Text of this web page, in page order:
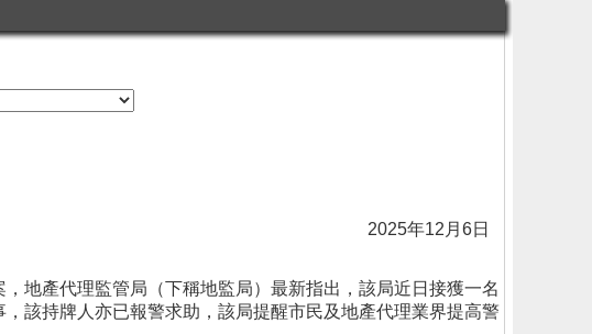
2025年12月6日
地產代理監管局（下稱地監局）最新指出，該局近日接獲一名
該持牌人亦已報警求助，該局提醒市民及地產代理業界提高警